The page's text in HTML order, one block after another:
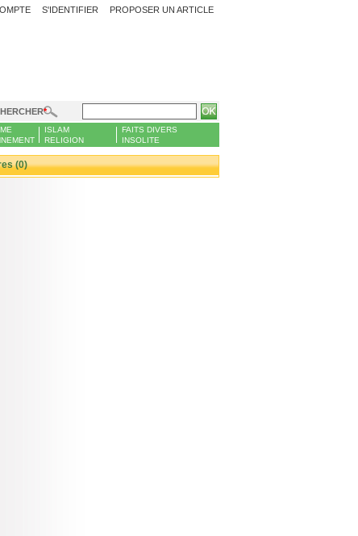
PROPOSER UN ARTICLE
S'IDENTIFIER
ISLAM
RELIGION
FAITS DIVERS
INSOLITE
(0)